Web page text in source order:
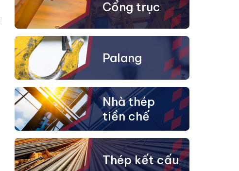
Cổng trục
Palang
Nhà thép
tiền chế
Thép kết cấu